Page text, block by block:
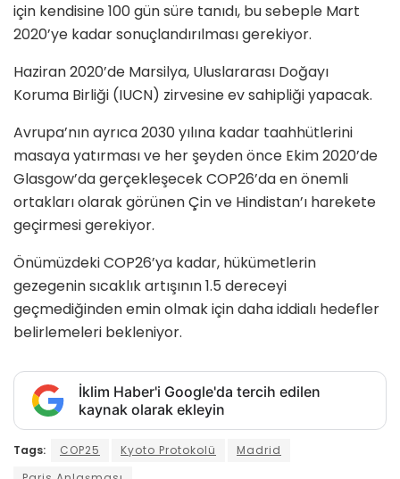
için kendisine 100 gün süre tanıdı, bu sebeple Mart
2020’ye kadar sonuçlandırılması gerekiyor.
Haziran 2020’de Marsilya, Uluslararası Doğayı
Koruma Birliği (IUCN) zirvesine ev sahipliği yapacak.
Avrupa’nın ayrıca 2030 yılına kadar taahhütlerini
masaya yatırması ve her şeyden önce Ekim 2020’de
Glasgow’da gerçekleşecek COP26’da en önemli
ortakları olarak görünen Çin ve Hindistan’ı harekete
geçirmesi gerekiyor.
Önümüzdeki COP26’ya kadar, hükümetlerin
gezegenin sıcaklık artışının 1.5 dereceyi
geçmediğinden emin olmak için daha iddialı hedefler
belirlemeleri bekleniyor.
İklim Haber'i Google'da tercih edilen
kaynak olarak ekleyin
Tags: COP25 Kyoto Protokolü
Madrid